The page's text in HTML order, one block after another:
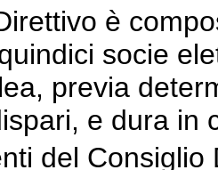
è
socie
previa
e dura in
del